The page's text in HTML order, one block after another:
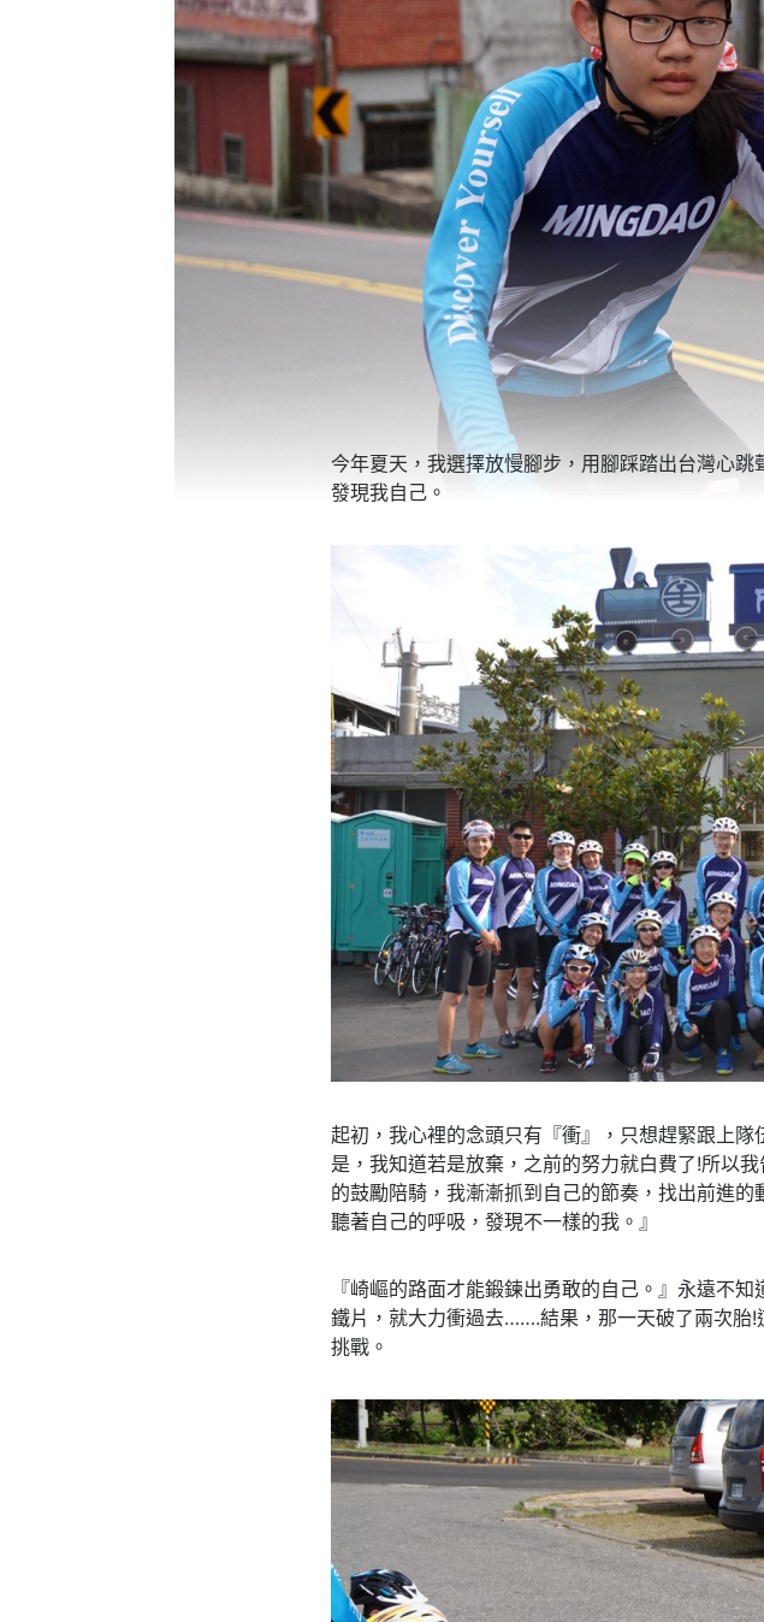
今年夏天，我選擇放慢腳步，用腳踩踏出台灣心
發現我自己。
起初，我心裡的念頭只有『衝』，只想趕緊跟上
是，我知道若是放棄，之前的努力就白費了!所以
的鼓勵陪騎，我漸漸抓到自己的節奏，找出前進
聽著自己的呼吸，發現不一樣的我。』
『崎嶇的路面才能鍛鍊出勇敢的自己。』永遠不
鐵片，就大力衝過去…….結果，那一天破了兩次胎
挑戰。